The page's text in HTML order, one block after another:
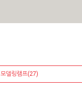
모델링램프(27)